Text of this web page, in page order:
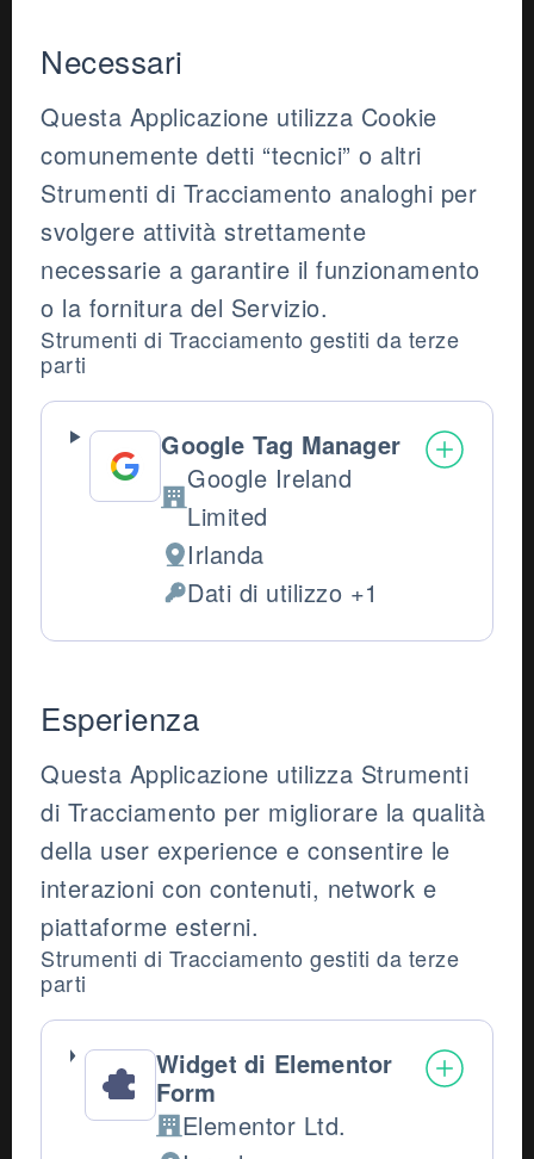
Necessari
Questa Applicazione utilizza Cookie
comunemente detti “tecnici” o altri
Strumenti di Tracciamento analoghi per
svolgere attività strettamente
necessarie a garantire il funzionamento
o la fornitura del Servizio.
Strumenti di Tracciamento gestiti da terze
parti
Google Tag Manager
Azienda:
Google Ireland
Limited
Luogo del trattamento:
Irlanda
Dati Personali trattati:
Dati di utilizzo +1
Esperienza
Questa Applicazione utilizza Strumenti
di Tracciamento per migliorare la qualità
della user experience e consentire le
interazioni con contenuti, network e
piattaforme esterni.
Strumenti di Tracciamento gestiti da terze
parti
Widget di Elementor
Form
Azienda:
Elementor Ltd.